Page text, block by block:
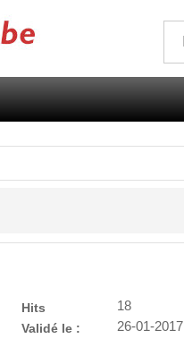
Hits
18
Validé le :
26-01-2017